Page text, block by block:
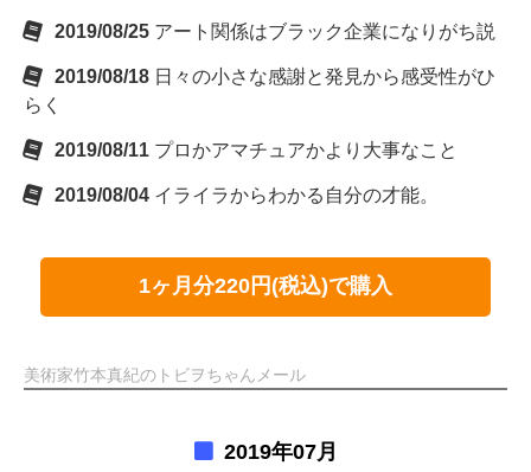
2019/08/25 アート関係はブラック企業になりがち説
2019/08/18 日々の小さな感謝と発見から感受性がひ
らく
2019/08/11 プロかアマチュアかより大事なこと
2019/08/04 イライラからわかる自分の才能。
1ヶ月分220円(税込)で購入
美術家竹本真紀のトビヲちゃんメール
2019年07月